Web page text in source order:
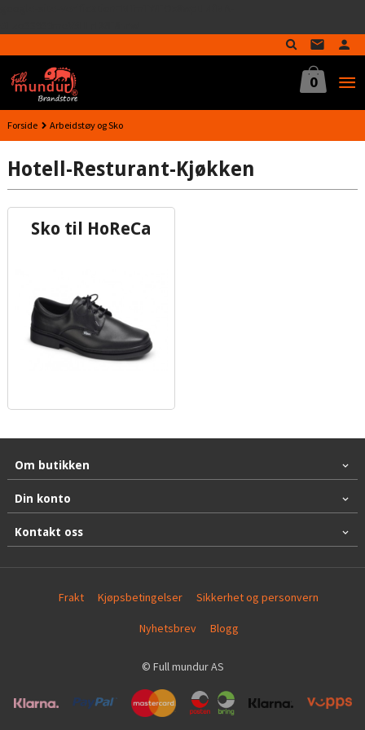
innholdet
0
Forside Arbeidstøy og Sko
Hotell-Resturant-Kjøkken
Sko til HoReCa
Om butikken
Din konto
Kontakt oss
Frakt Kjøpsbetingelser Sikkerhet og personvern
Nyhetsbrev Blogg
© Full mundur AS